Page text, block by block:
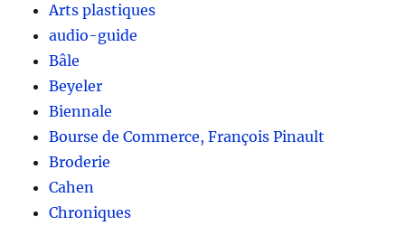
Arts plastiques
audio-guide
Bâle
Beyeler
Biennale
Bourse de Commerce, François Pinault
Broderie
Cahen
Chroniques